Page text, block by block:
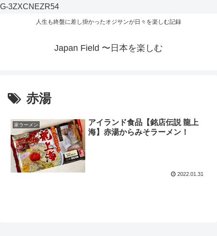
G-3ZXCNEZR54
人生も終盤に差し掛かったオジサンが日々を楽しむ記録
Japan Field 〜日本を楽しむ
赤湯
家ラーメン
アイランド食品【銘店伝説 龍上
海】赤湯からみそラーメン！
2022.01.31